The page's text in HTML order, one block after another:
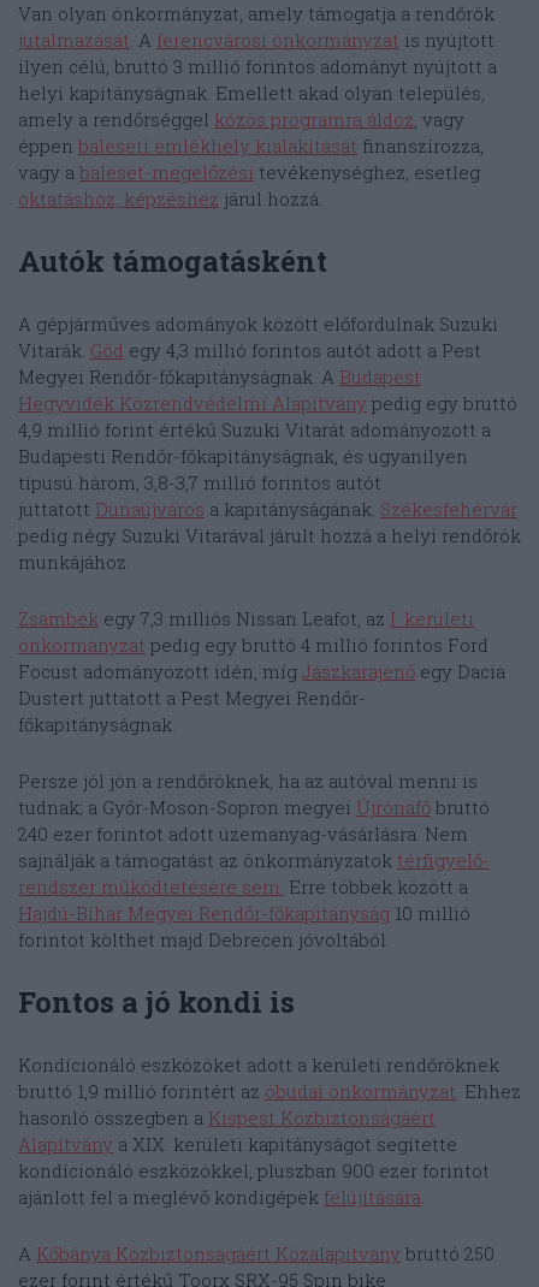
Van olyan önkormányzat, amely támogatja a rendőrök
jutalmazását. A ferencvárosi önkormányzat is nyújtott
ilyen célú, bruttó 3 millió forintos adományt nyújtott a
helyi kapitányságnak. Emellett akad olyan település,
amely a rendőrséggel közös programra áldoz, vagy
éppen baleseti emlékhely kialakítását finanszírozza,
vagy a baleset-megelőzési tevékenységhez, esetleg
oktatáshoz, képzéshez járul hozzá.
Autók támogatásként
A gépjárműves adományok között előfordulnak Suzuki
Vitarák. Göd egy 4,3 millió forintos autót adott a Pest
Megyei Rendőr-főkapitányságnak. A Budapest
Hegyvidék Közrendvédelmi Alapítvány pedig egy bruttó
4,9 millió forint értékű Suzuki Vitarát adományozott a
Budapesti Rendőr-főkapitányságnak, és ugyanilyen
típusú három, 3,8-3,7 millió forintos autót
juttatott Dunaújváros a kapitányságának. Székesfehérvár
pedig négy Suzuki Vitarával járult hozzá a helyi rendőrök
munkájához.
Zsámbék egy 7,3 milliós Nissan Leafot, az I. kerületi
önkormányzat pedig egy bruttó 4 millió forintos Ford
Focust adományozott idén, míg Jászkarajenő egy Dacia
Dustert juttatott a Pest Megyei Rendőr-
főkapitányságnak.
Persze jól jön a rendőröknek, ha az autóval menni is
tudnak; a Győr-Moson-Sopron megyei Újrónafő bruttó
240 ezer forintot adott üzemanyag-vásárlásra. Nem
sajnálják a támogatást az önkormányzatok térfigyelő-
rendszer működtetésére sem. Erre többek között a
Hajdú-Bihar Megyei Rendőr-főkapitányság 10 millió
forintot költhet majd Debrecen jóvoltából.
Fontos a jó kondi is
Kondícionáló eszközöket adott a kerületi rendőröknek
bruttó 1,9 millió forintért az óbudai önkormányzat. Ehhez
hasonló összegben a Kispest Közbiztonságáért
Alapítvány a XIX. kerületi kapitányságot segítette
kondícionáló eszközökkel, pluszban 900 ezer forintot
ajánlott fel a meglévő kondigépek felújítására.
A Kőbánya Közbiztonságáért Közalapítvány bruttó 250
ezer forint értékű Toorx SRX-95 Spin bike